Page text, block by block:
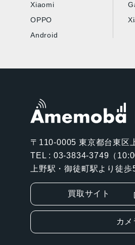
Xiaomi
OPPO
Android
〒110-0005 東京都台東区
TEL : 03-3834-3749（
上野駅・御徒町駅より徒
買取サイト
カメ